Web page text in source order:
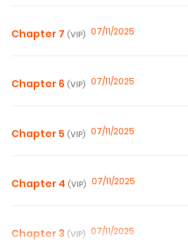
Chapter 7 (VIP) 07/11/2025
Chapter 6 (VIP) 07/11/2025
Chapter 5 (VIP) 07/11/2025
Chapter 4 (VIP) 07/11/2025
Chapter 3 (VIP) 07/11/2025